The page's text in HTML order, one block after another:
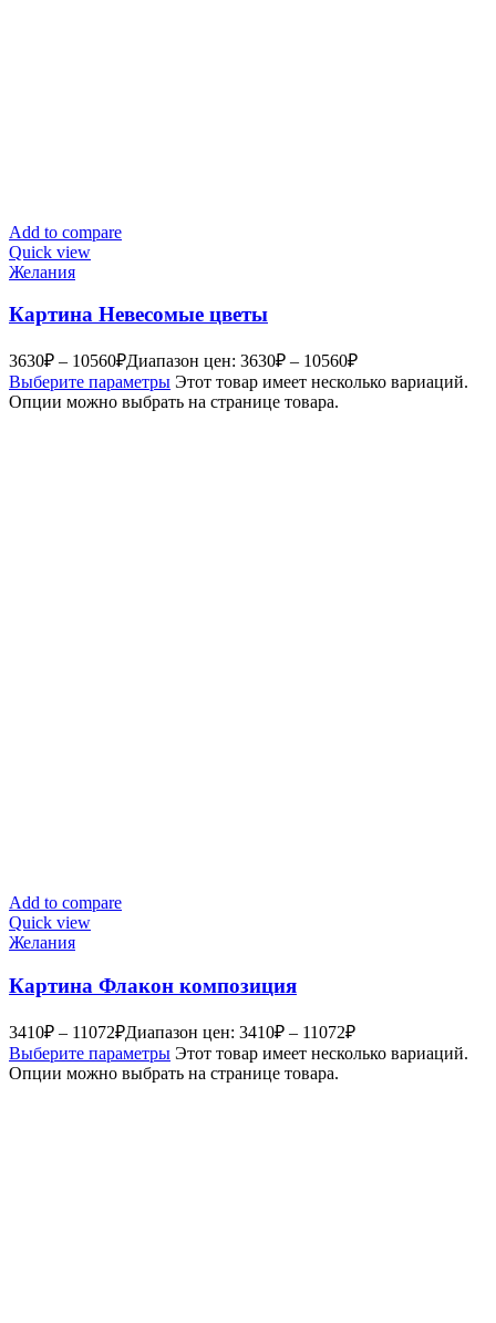
Add to compare
Quick view
Желания
Картина Невесомые цветы
3630₽ – 10560₽Диапазон цен: 3630₽ – 10560₽
Выберите параметры Этот товар имеет несколько вариаций.
Опции можно выбрать на странице товара.
Add to compare
Quick view
Желания
Картина Флакон композиция
3410₽ – 11072₽Диапазон цен: 3410₽ – 11072₽
Выберите параметры Этот товар имеет несколько вариаций.
Опции можно выбрать на странице товара.